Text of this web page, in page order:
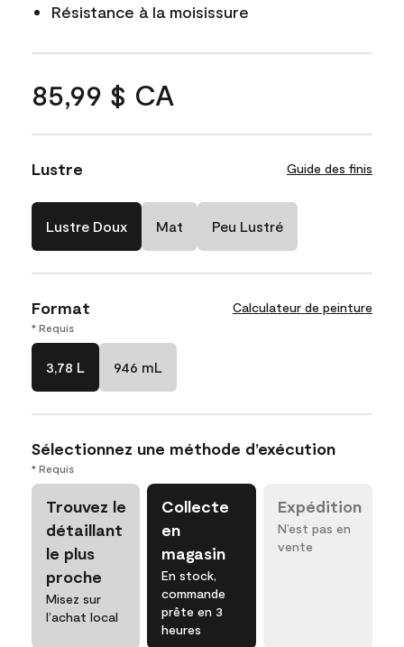
Résistance à la moisissure
85,99 $ CA
Lustre Guide des finis
Lustre Doux Mat Peu Lustré
Format Calculateur de peinture
* Requis
3,78 L 946 mL
Sélectionnez une méthode d’exécution
* Requis
Trouvez le
détaillant
le plus
proche
Misez sur
l’achat local
Collecte
en
magasin
En stock,
commande
prête en 3
heures
Expédition
N’est pas en
vente